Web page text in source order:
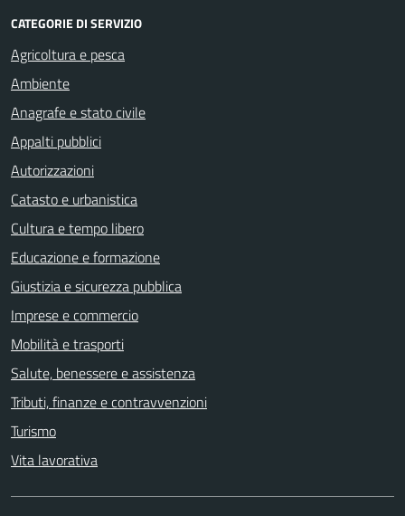
CATEGORIE DI SERVIZIO
Agricoltura e pesca
Ambiente
Anagrafe e stato civile
Appalti pubblici
Autorizzazioni
Catasto e urbanistica
Cultura e tempo libero
Educazione e formazione
Giustizia e sicurezza pubblica
Imprese e commercio
Mobilità e trasporti
Salute, benessere e assistenza
Tributi, finanze e contravvenzioni
Turismo
Vita lavorativa